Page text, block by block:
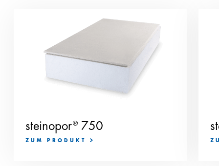
steinopor®750
ZUM PRODUKT